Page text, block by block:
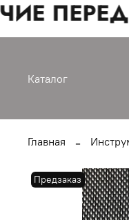
ПЕРЕД
Каталог
Главная
Предзаказ